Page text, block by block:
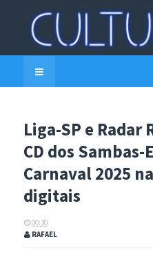
Liga-SP e Radar
CD dos Sambas-
Carnaval 2025
digitais
00:30
RAFAEL